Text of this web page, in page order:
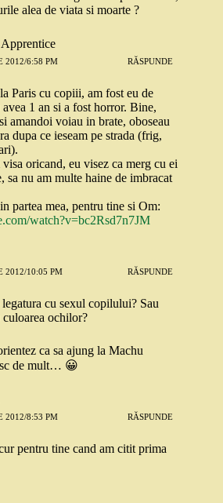
alea de viata si moarte ?
2012/6:58 PM RĂSPUNDE
Paris cu copiii, am fost eu de
1 an si a fost horror. Bine,
amandoi voiau in brate, oboseau
dupa ce ieseam pe strada (frig,
oricand, eu visez ca merg cu ei
sa nu am multe haine de imbracat
partea mea, pentru tine si Om:
watch?v=bc2Rsd7n7JM
2012/10:05 PM RĂSPUNDE
cu sexul copilului? Sau
ochilor?
ca sa ajung la Machu
de mult… 😀
2012/8:53 PM RĂSPUNDE
pentru tine cand am citit prima